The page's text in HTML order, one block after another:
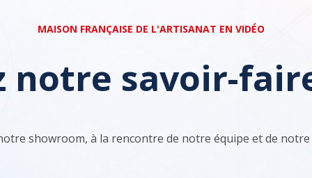
MAISON FRANÇAISE DE L'ARTISANAT EN VIDÉO
notre savoir-
showroom, à la rencontre de notre équipe et de